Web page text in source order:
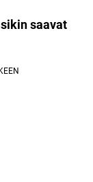
saavat